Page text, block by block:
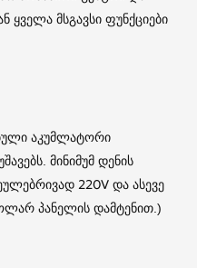
ყველა მსგავსი ფუნქციები
აკუმლატორი
მინიმუმ დენის
220V და ასევე
პანელის დამტენით.)